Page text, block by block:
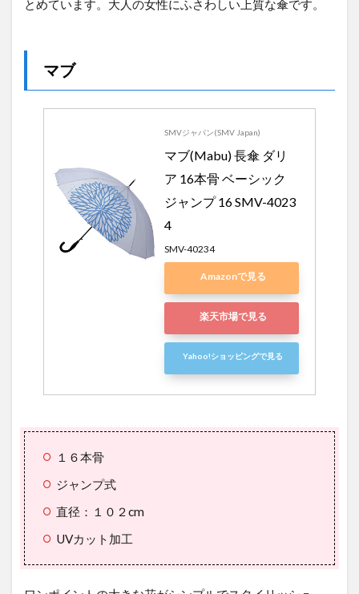
とめています。大人の女性にふさわしい上質な傘です。
マブ
SMVジャパン(SMV Japan)
マブ(Mabu) 長傘 ダリ
ア 16本骨 ベーシック
ジャンプ 16 SMV-4023
4
SMV-40234
Amazonで見る
楽天市場で見る
Yahoo!ショッピングで見る
１６本骨
ジャンプ式
直径：１０２cm
UVカット加工